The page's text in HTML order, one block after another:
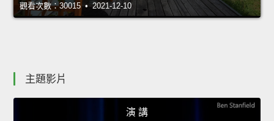
觀看次數：30015 • 2021-12-10
主題影片
演 講